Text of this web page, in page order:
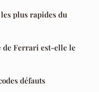
plus rapides du
de Ferrari est-elle le
défauts